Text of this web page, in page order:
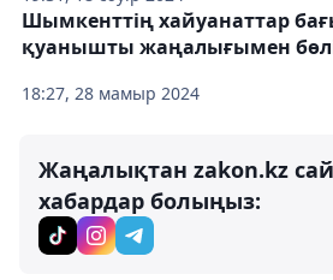
18:27, 28 мамыр 2024
Шымкенттің хайуанаттар
қуанышты жаңалығымен
Жаңалықтан zakon.kz
хабардар болыңыз: